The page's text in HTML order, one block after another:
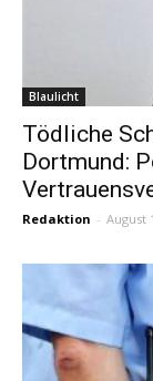
Blaulicht
Tödliche
Dortmund:
Redaktion - August